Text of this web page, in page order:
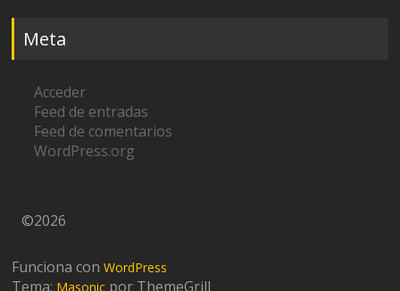
Meta
Acceder
Feed de entradas
Feed de comentarios
WordPress.org
©2026
Funciona conWordPress
Tema: Masonic por ThemeGrill